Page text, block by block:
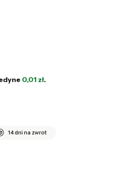
0,01 zł.
14 dni na zwrot